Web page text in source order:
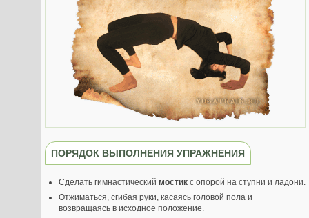
ПОРЯДОК ВЫПОЛНЕНИЯ УПРАЖНЕНИЯ
Сделать гимнастический мостик с опорой на ступни и ладони.
Отжиматься, сгибая руки, касаясь головой пола и
возвращаясь в исходное положение.